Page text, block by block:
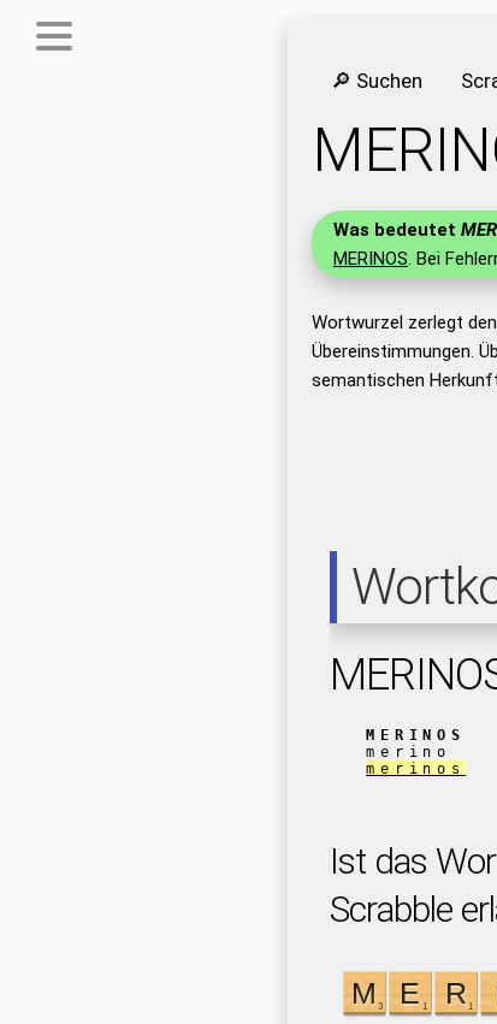
🔎 Suchen
Was bedeutet
MERINOS. Bei
Wortwurzel zerlegt
Übereinstimmungen.
semantischen
MERINOS
merino
merinos
Ist das
Scrabble